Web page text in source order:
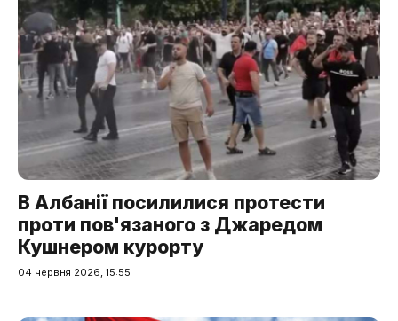
В Албанії посилилися протести
проти пов'язаного з Джаредом
Кушнером курорту
04 червня 2026, 15:55